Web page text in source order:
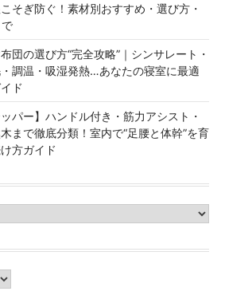
そぎ防ぐ！素材別おすすめ・選び方・
団の選び方“完全攻略”｜シンサレート・
調温・吸湿発熱…あなたの寝室に最適
ド
ッパー】ハンドル付き・筋力アシスト・
まで徹底分類！室内で“足腰と体幹”を育
方ガイド